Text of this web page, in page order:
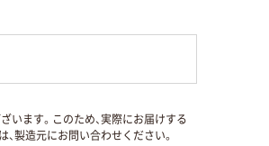
います。このため、実際にお届けする
製造元にお問い合わせください。